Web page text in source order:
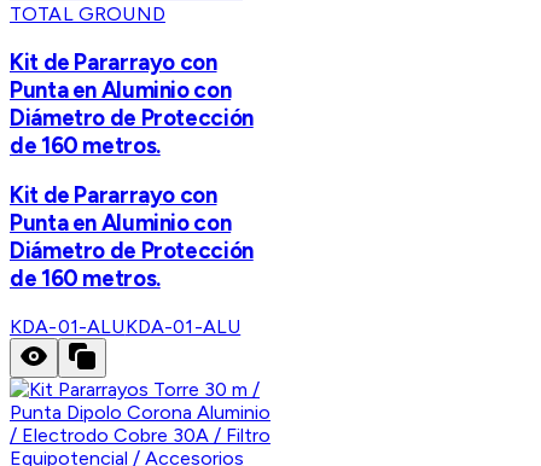
TOTAL GROUND
Kit de Pararrayo con
Punta en Aluminio con
Diámetro de Protección
de 160 metros.
Kit de Pararrayo con
Punta en Aluminio con
Diámetro de Protección
de 160 metros.
KDA-01-ALUKDA-01-ALU